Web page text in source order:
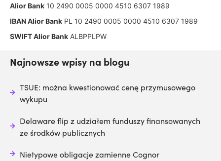
Alior Bank 10 2490 0005 0000 4510 6307 1989
IBAN Alior Bank PL 10 2490 0005 0000 4510 6307 1989
SWIFT Alior Bank ALBPPLPW
Najnowsze wpisy na blogu
TSUE: można kwestionować cenę przymusowego
wykupu
Delaware flip z udziałem funduszy finansowanych
ze środków publicznych
Nietypowe obligacje zamienne Cognor